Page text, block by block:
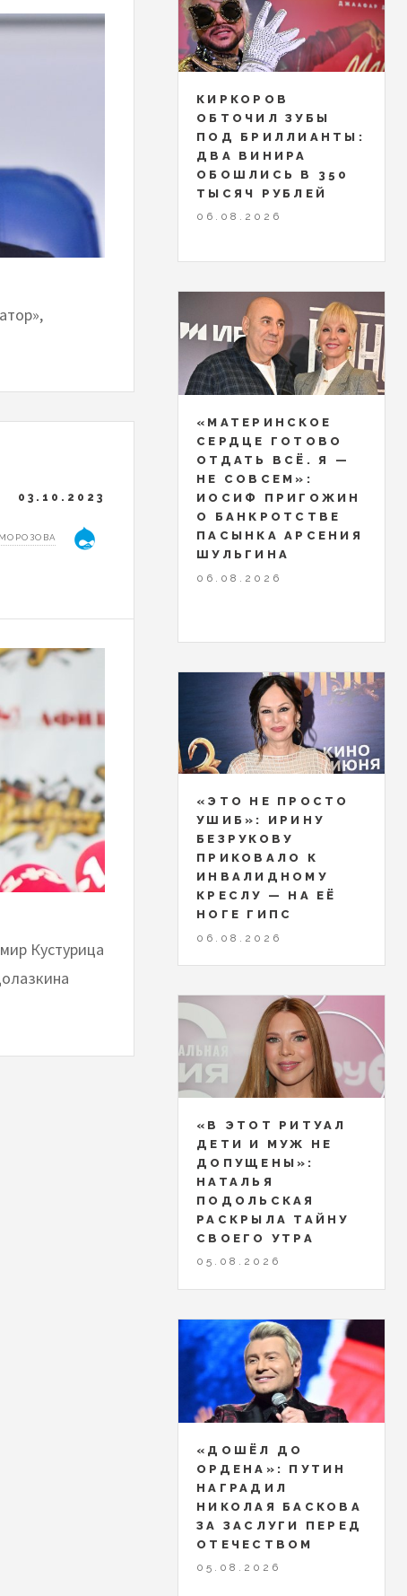
03.10.2023
Кустурица
КИРКОРОВ
ОБТОЧИЛ ЗУБЫ
ПОД БРИЛЛИАНТЫ:
ДВА ВИНИРА
ОБОШЛИСЬ В 350
ТЫСЯЧ РУБЛЕЙ
06.08.2026
«МАТЕРИНСКОЕ
СЕРДЦЕ ГОТОВО
ОТДАТЬ ВСЁ. Я —
НЕ СОВСЕМ»:
ИОСИФ ПРИГОЖИН
О БАНКРОТСТВЕ
ПАСЫНКА АРСЕНИЯ
ШУЛЬГИНА
06.08.2026
«ЭТО НЕ ПРОСТО
УШИБ»: ИРИНУ
БЕЗРУКОВУ
ПРИКОВАЛО К
ИНВАЛИДНОМУ
КРЕСЛУ — НА ЕЁ
НОГЕ ГИПС
06.08.2026
«В ЭТОТ РИТУАЛ
ДЕТИ И МУЖ НЕ
ДОПУЩЕНЫ»:
НАТАЛЬЯ
ПОДОЛЬСКАЯ
РАСКРЫЛА ТАЙНУ
СВОЕГО УТРА
05.08.2026
«ДОШЁЛ ДО
ОРДЕНА»: ПУТИН
НАГРАДИЛ
НИКОЛАЯ БАСКОВА
ЗА ЗАСЛУГИ ПЕРЕД
ОТЕЧЕСТВОМ
05.08.2026